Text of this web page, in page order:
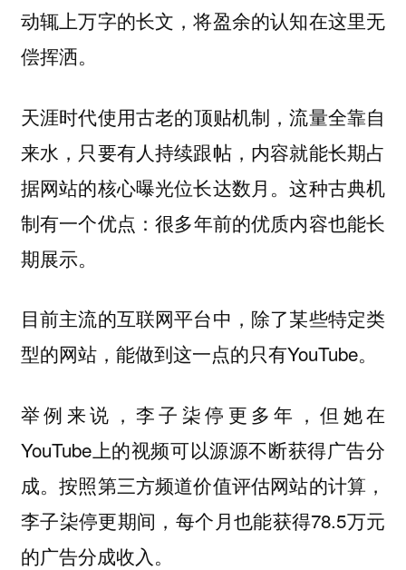
动辄上万字的长文，将盈余的认知在这里无
偿挥洒。
天涯时代使用古老的顶贴机制，流量全靠自
来水，只要有人持续跟帖，内容就能长期占
据网站的核心曝光位长达数月。这种古典机
制有一个优点：很多年前的优质内容也能长
期展示。
目前主流的互联网平台中，除了某些特定类
型的网站，能做到这一点的只有YouTube。
举例来说，李子柒停更多年，但她在
YouTube上的视频可以源源不断获得广告分
成。按照第三方频道价值评估网站的计算，
李子柒停更期间，每个月也能获得78.5万元
的广告分成收入。